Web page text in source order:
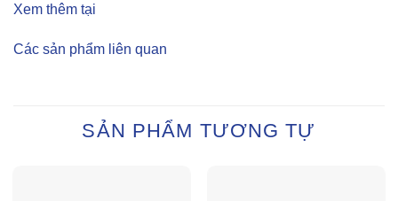
Xem thêm tại
Các sản phẩm liên quan
SẢN PHẨM TƯƠNG TỰ